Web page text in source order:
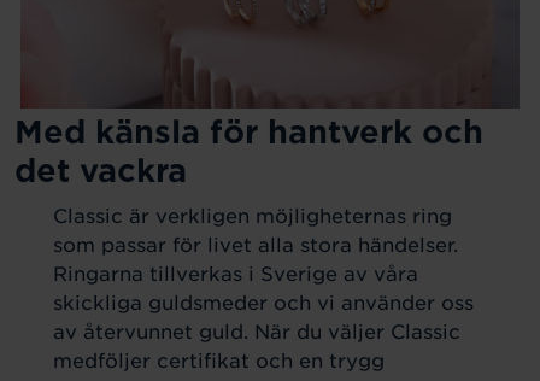
Med känsla för hantverk och
det vackra
Classic är verkligen möjligheternas ring
som passar för livet alla stora händelser.
Ringarna tillverkas i Sverige av våra
skickliga guldsmeder och vi använder oss
av återvunnet guld. När du väljer Classic
medföljer certifikat och en trygg